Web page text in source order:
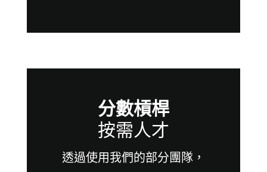
分數槓桿
按需人才
透過使用我們的部分團隊，